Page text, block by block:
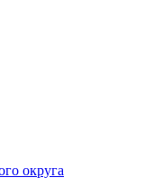
округа